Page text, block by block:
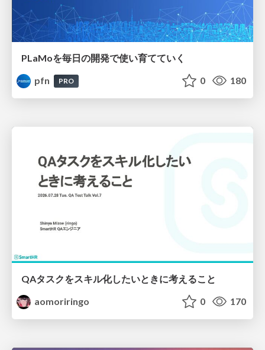
PLaMoを毎日の開発で使い育てていく
pfn
PRO 0 180
QAタスクをスキル化したいときに考えること
aomoriringo
0 170